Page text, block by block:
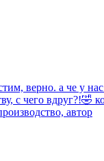
верно. а че у
с чего вдруг?!🤣
автор